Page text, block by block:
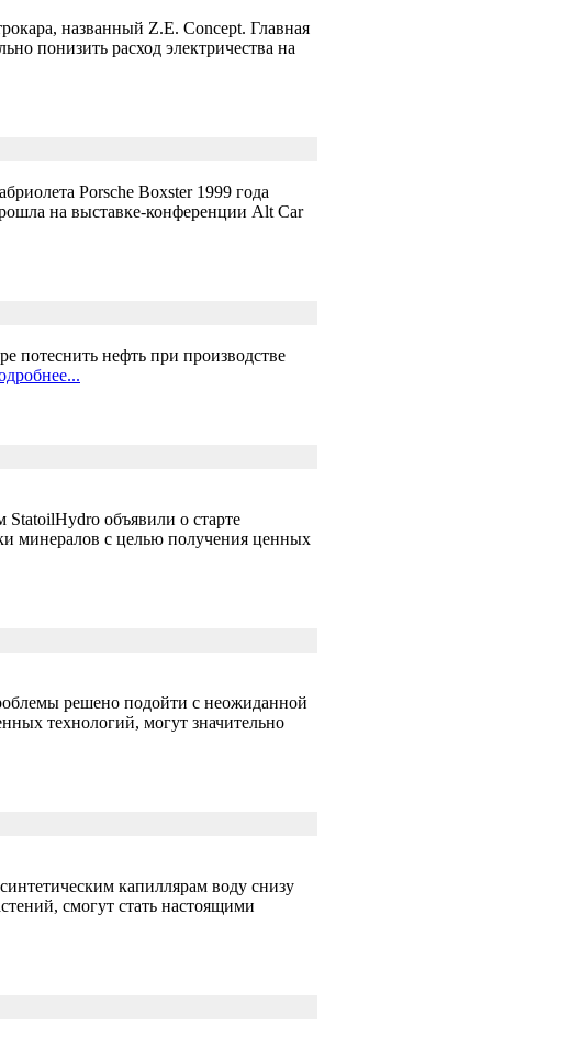
названный Z.E. Concept. Главная
понизить расход электричества на
Porsche Boxster 1999 года
на выставке-конференции Alt Car
потеснить нефть при производстве
StatoilHydro объявили о старте
минералов с целью получения ценных
решено подойти с неожиданной
технологий, могут значительно
капиллярам воду снизу
смогут стать настоящими